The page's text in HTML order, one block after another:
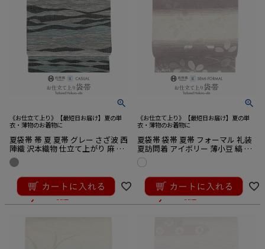
《お仕立て上り》【最短日お届け】夏の単
衣・薄物のお着物に
夏袋帯 帯 夏 夏帯 グレー さざ波 西
陣織 沢本織物 仕立て上がり 麻 絹
袋帯
44,000のところ
41,800税込
《お仕立て上り》【最短日お届け】夏の単
衣・薄物のお着物に
夏袋帯 袋帯 夏帯 フォーマル 礼装
夏訪問着 アイボリー 薄小豆 縞 萩
絽 京都イシハラ織物 西陣織 仕立
て上がり 新品
44,000のところ
34,485税込